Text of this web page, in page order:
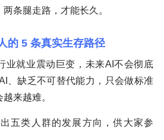
条腿走路，才能长久。
的 5 条真实生存路径
业就业震动巨变，未来AI不会彻底
、缺乏不可替代能力，只会做标准
来越难。
五类人群的发展方向，供大家参